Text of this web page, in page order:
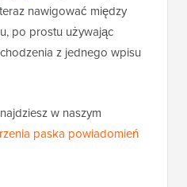
nawigować między
po prostu używając
z jednego wpisu
w naszym
paska powiadomień